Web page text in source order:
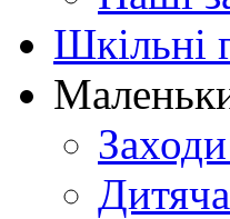
Шкільні